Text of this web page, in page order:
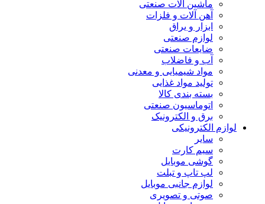
ماشین آلات صنعتی
آهن آلات و فلزات
ابزار و یراق
لوازم صنعتی
ضایعات صنعتی
آب و فاضلاب
مواد شیمیایی و معدنی
تولید مواد غذایی
بسته بندی کالا
اتوماسیون صنعتی
برق و الکترونیک
لوازم الکترونیکی
سایر
سیم کارت
گوشی موبایل
لپ تاپ و تبلت
لوازم جانبی موبایل
صوتی و تصویری